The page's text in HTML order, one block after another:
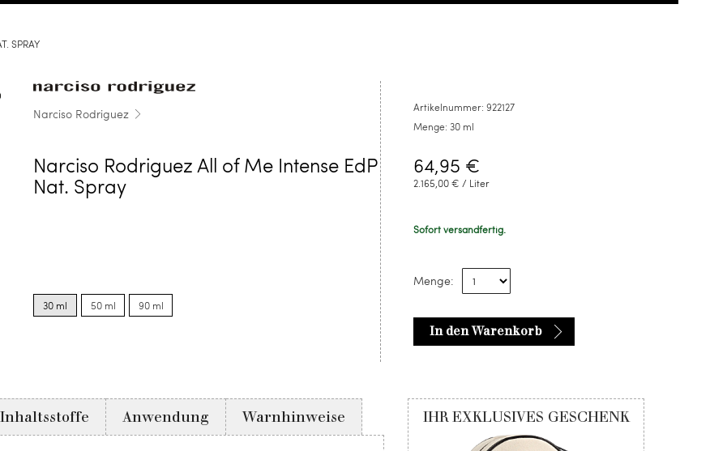
SPRAY
Narciso Rodriguez
Narciso Rodriguez All of Me Intense EdP
Nat. Spray
options
for30 ml
options
for50 ml
options
for90 ml
Artikelnummer: 922127
Menge: 30 ml
64,95 €
2.165,00 € / Liter
Sofort versandfertig.
Menge:
In den Warenkorb
Inhaltsstoffe Anwendung Warnhinweise IHR EXKLUSIVES GESCHENK